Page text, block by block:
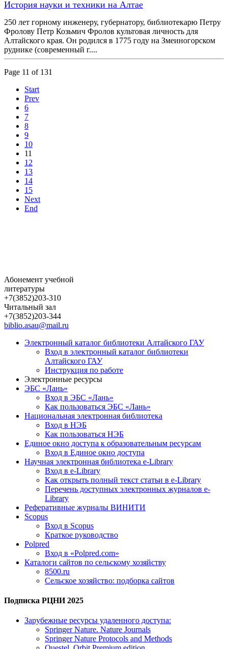
История науки и техники на Алтае
250 лет горному инженеру, губернатору, библиотекарю Петру
Фролову Петр Козьмич Фролов культовая личность для
Алтайского края. Он родился в 1775 году на Змеиногорском
руднике (современный г....
Page 11 of 131
Start
Prev
6
7
8
9
10
11
12
13
14
15
Next
End
Абонемент учебной
литературы
+7(3852)203-310
Читальный зал
+7(3852)203-344
biblio.asau@mail.ru
Электронный каталог библиотеки Алтайского ГАУ
Вход в электронный каталог библиотеки
Алтайского ГАУ
Инструкция по работе
Электронные ресурсы
ЭБС «Лань»
Вход в ЭБС «Лань»
Как пользоваться ЭБС «Лань»
Национальная электронная библиотека
Вход в НЭБ
Как пользоваться НЭБ
Единое окно доступа к образовательным ресурсам
Вход в Единое окно доступа
Научная электронная библиотека e-Library
Вход в e-Library
Как открыть полный текст статьи в e-Library
Перечень доступных электронных журналов e-
Library
Реферативные журналы ВИНИТИ
Scopus
Вход в Scopus
Краткое руководство
Polpred
Вход в «Polpred.com»
Каталоги сайтов по сельскому хозяйству
8500.ru
Сельское хозяйство: подборка сайтов
Подписка РЦНИ 2025
Зарубежные ресурсы удаленного доступа:
Springer Nature. Nature Journals
Springer Nature Protocols and Methods